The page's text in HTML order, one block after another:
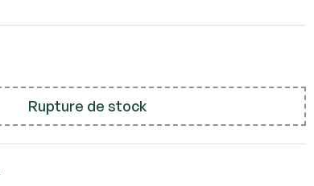
Rupture de stock